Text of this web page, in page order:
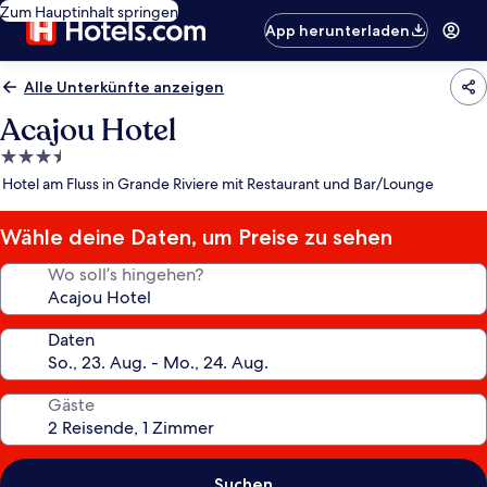
Zum Hauptinhalt springen
App herunterladen
Alle Unterkünfte anzeigen
Acajou Hotel
3.5-
Sterne-
Hotel am Fluss in Grande Riviere mit Restaurant und Bar/Lounge
Wähle deine Daten, um Preise zu sehen
Wo soll’s hingehen?
Daten
Gäste